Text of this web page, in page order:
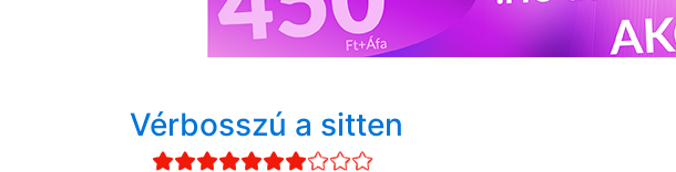
Vérbosszú a sitten